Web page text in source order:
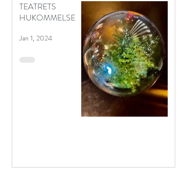
TEATRETS
HUKOMMELSE
Jan 1, 2024